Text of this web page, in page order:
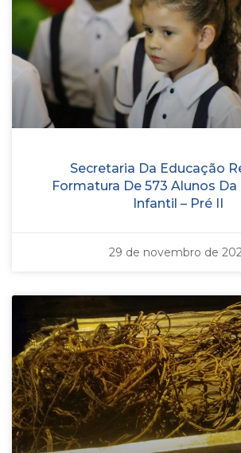
Secretaria Da Educação
Formatura De 573 Alunos
Infantil – Pré II
29 de novembro de